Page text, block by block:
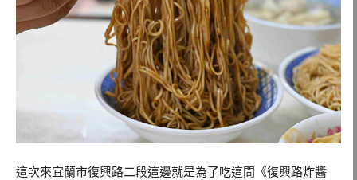
這次來宜蘭市復興路二段這邊就是為了吃這間《復興路炸醬